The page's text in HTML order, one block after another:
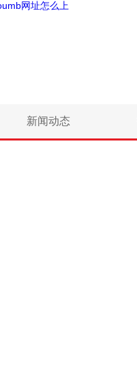
网址怎么上
新闻动态